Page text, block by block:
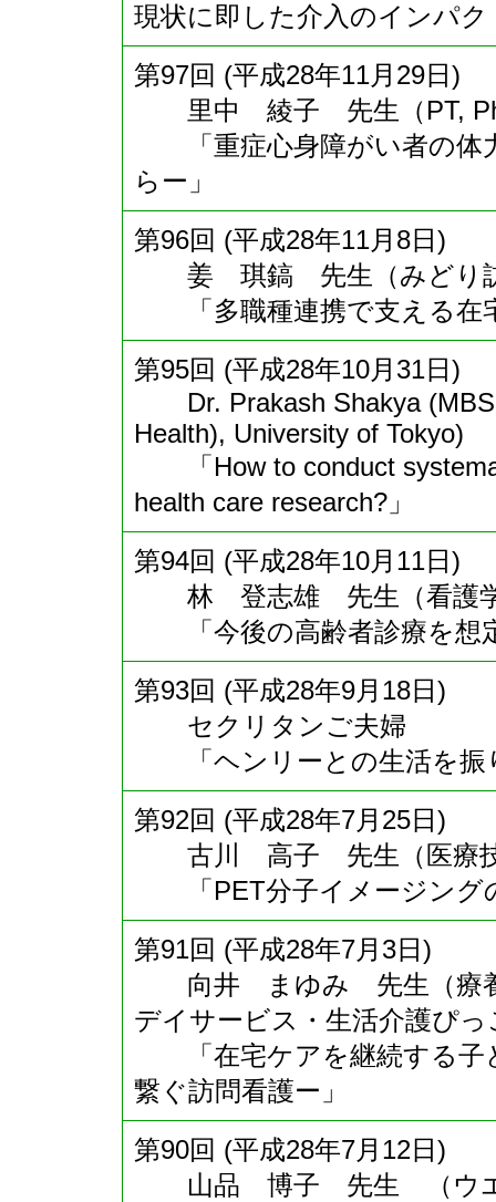
現状に即した介入のインパ
第97回 (平成28年11月29日)
里中 綾子 先生（PT,
「重症心身障がい者の体
らー」
第96回 (平成28年11月8日)
姜 琪鎬 先生（みどり訪
「多職種連携で支える在
第95回 (平成28年10月31日)
Dr. Prakash Shakya
Health), University of Tokyo)
「How to conduct
health care research?」
第94回 (平成28年10月11日)
林 登志雄 先生（看護学
「今後の高齢者診療を想
第93回 (平成28年9月18日)
セクリタンご夫婦
「ヘンリーとの生活を振
第92回 (平成28年7月25日)
古川 高子 先生（医療技
「PET分子イメージング
第91回 (平成28年7月3日)
向井 まゆみ 先生（療養
デイサービス・生活介護ぴ
「在宅ケアを継続する子
繋ぐ訪問看護ー」
第90回 (平成28年7月12日)
山品 博子 先生 （ウエ